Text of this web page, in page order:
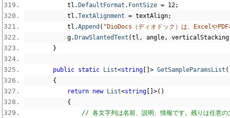
            tl
. DefaultFormat . FontSize = 12;
            tl
.TextAlignment = textAlign;
            tl
.Append ( "DioDocs（ディオドック）は、Excelや
            g
. DrawSlantedText (tl , angle, verticalStacking
}
public static List<string []> GetSampleParamsList
{
return new List<string []>()
{
// 各文字列は名前、説明、情報です。残りは任意の